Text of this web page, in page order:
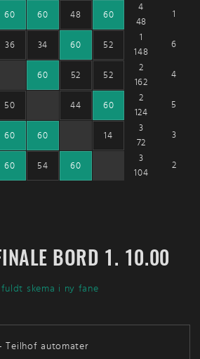
60 60 48 60
4
48
1
36 34 60 52
1
148
6
60 52 52
2
162
4
50 44 60
2
124
5
60 60 14
3
72
3
60 54 60
3
104
2
BORD 1. 10.00
fuldt skema i ny fane
Teilhof automater